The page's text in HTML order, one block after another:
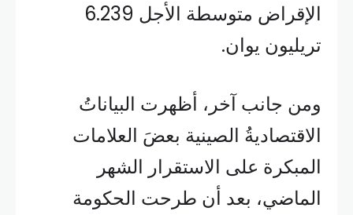
الإقراض متوسطة الأجل 6.239
تريليون يوان.
ومن جانب آخر، أظهرت البياناتُ
الاقتصاديةُ الصينية بعضَ العلامات
المبكرة على الاستقرار الشهر
الماضي، بعد أن طرحت الحكومة